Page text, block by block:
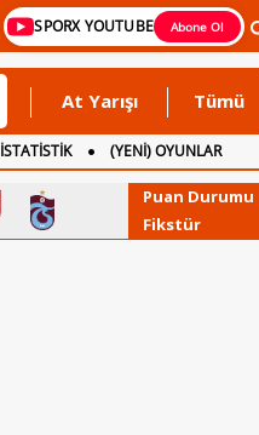
SPORX YOUTUBE Abone Ol
At Yarışı Tümü
İSTATİSTİK
(YENİ) OYUNLAR
Puan Durumu
Fikstür